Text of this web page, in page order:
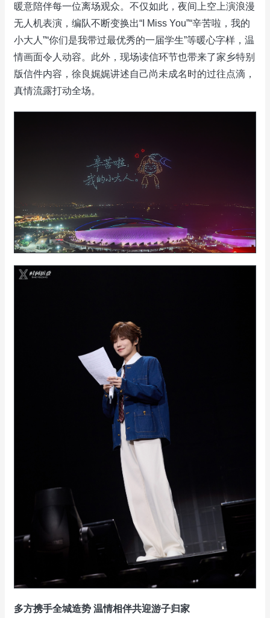
暖意陪伴每一位离场观众。不仅如此，夜间上空上演浪漫
无人机表演，编队不断变换出“I Miss You”“辛苦啦，我的
小大人”“你们是我带过最优秀的一届学生”等暖心字样，温
情画面令人动容。此外，现场读信环节也带来了家乡特别
版信件内容，徐良娓娓讲述自己尚未成名时的过往点滴，
真情流露打动全场。
多方携手全城造势 温情相伴共迎游子归家